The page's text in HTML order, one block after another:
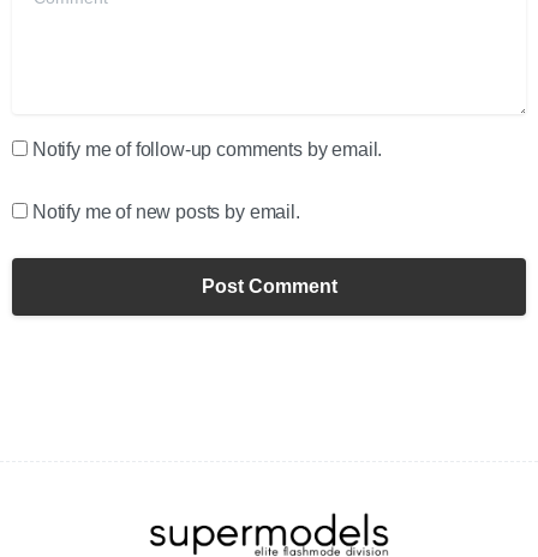
Notify me of follow-up comments by email.
Notify me of new posts by email.